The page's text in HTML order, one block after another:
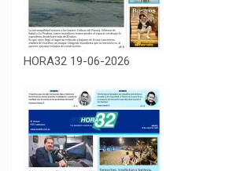
HORA32 19-06-2026